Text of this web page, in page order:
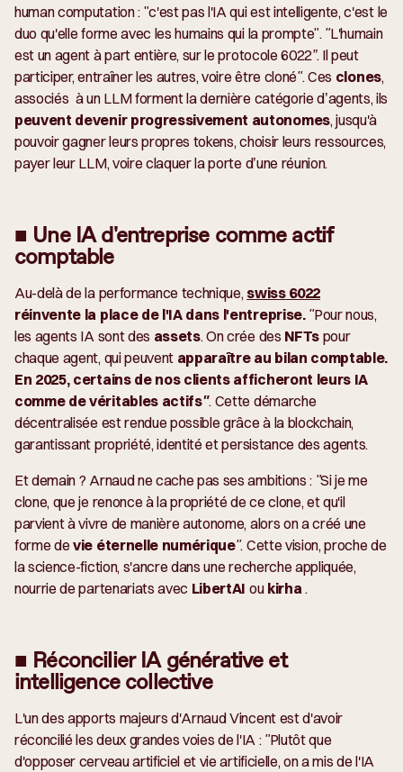
human computation : "c'est pas l'IA qui est intelligente, c'est le
duo qu'elle forme avec les humains qui la prompte". "L'humain
est un agent à part entière, sur le protocole 6022”. Il peut
participer, entraîner les autres, voire être cloné". Ces clones,
associés à un LLM forment la dernière catégorie d’agents, ils
peuvent devenir progressivement autonomes, jusqu'à
pouvoir gagner leurs propres tokens, choisir leurs ressources,
payer leur LLM, voire claquer la porte d’une réunion.
■ Une IA d'entreprise comme actif
comptable
Au-delà de la performance technique, swiss 6022
réinvente la place de l'IA dans l'entreprise. "Pour nous,
les agents IA sont des assets. On crée des NFTs pour
chaque agent, qui peuvent apparaître au bilan comptable.
En 2025, certains de nos clients afficheront leurs IA
comme de véritables actifs". Cette démarche
décentralisée est rendue possible grâce à la blockchain,
garantissant propriété, identité et persistance des agents.
Et demain ? Arnaud ne cache pas ses ambitions : "Si je me
clone, que je renonce à la propriété de ce clone, et qu'il
parvient à vivre de manière autonome, alors on a créé une
forme devie éternelle numérique". Cette vision, proche de
la science-fiction, s'ancre dans une recherche appliquée,
nourrie de partenariats avec LibertAI ou kirha .
■ Réconcilier IA générative et
intelligence collective
L'un des apports majeurs d'Arnaud Vincent est d'avoir
réconcilié les deux grandes voies de l'IA : "Plutôt que
d'opposer cerveau artificiel et vie artificielle, on a mis de l'IA